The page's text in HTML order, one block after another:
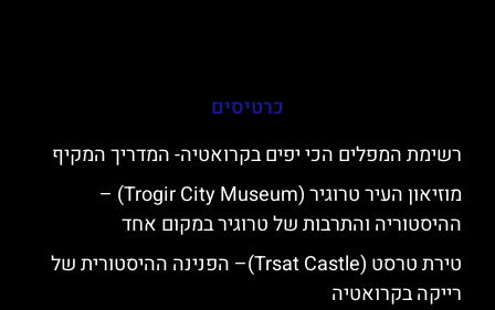
כרטיסים
רשימת המפלים הכי יפים בקרואטיה- המדריך המקיף
מוזיאון העיר טרוגיר (Trogir City Museum) –
ההיסטוריה והתרבות של טרוגיר במקום אחד
טירת טרסט (Trsat Castle)– הפנינה ההיסטורית של
רייקה בקרואטיה